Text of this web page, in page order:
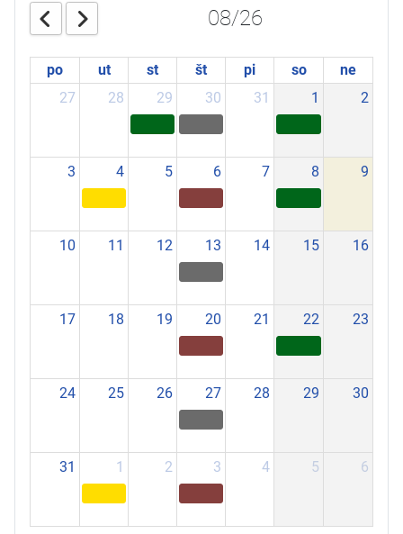
08/26
po ut st št pi so
ne
27
28 29 30 31 1 2
3 4 5 6 7 8 9
10 11 12 13 14 15 16
17 18 19 20 21 22 23
24 25 26 27 28 29 30
31 1 2 3 4 5 6